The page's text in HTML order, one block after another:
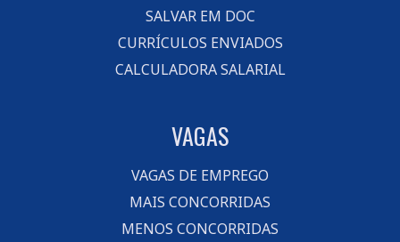
SALVAR EM DOC
CURRÍCULOS ENVIADOS
CALCULADORA SALARIAL
VAGAS
VAGAS DE EMPREGO
MAIS CONCORRIDAS
MENOS CONCORRIDAS